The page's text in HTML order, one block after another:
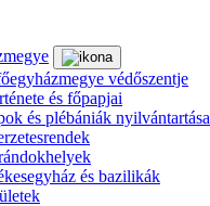
védőszentje
és főpapjai
és plébániák nyilvántartása
és bazilikák